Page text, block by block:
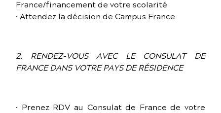
France/financement de votre scolarité
• Attendez la décision de Campus France
2. RENDEZ-VOUS AVEC LE CONSULAT DE
FRANCE DANS VOTRE PAYS DE RÉSIDENCE
• Prenez RDV au Consulat de France de votre